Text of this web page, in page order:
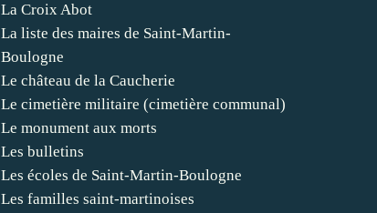
La Croix Abot
La liste des maires de Saint-Martin-
Boulogne
Le château de la Caucherie
Le cimetière militaire (cimetière communal)
Le monument aux morts
Les bulletins
Les écoles de Saint-Martin-Boulogne
Les familles saint-martinoises